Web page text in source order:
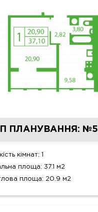
ПЛАНУВАННЯ: №5
кімнат: 1
площа: 37.1 м2
площа: 20.9 м2